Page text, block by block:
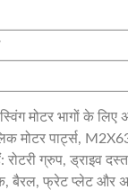
मोटर भागों के
मोटर पार्ट्स,
ग्रुप, ड्राइव
बैरल, फ्रेट प्लेट और